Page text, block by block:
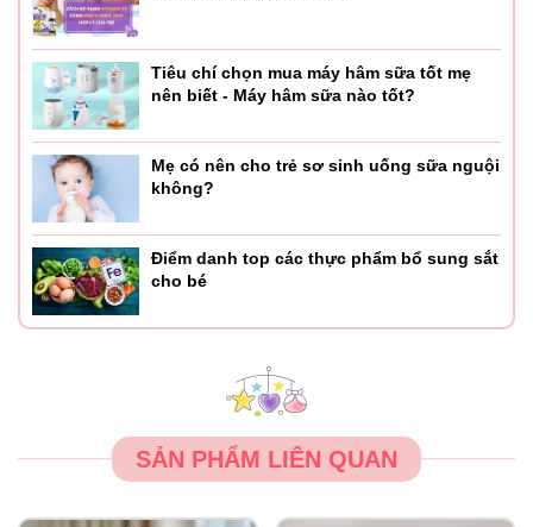
Tiêu chí chọn mua máy hâm sữa tốt mẹ
nên biết - Máy hâm sữa nào tốt?
Mẹ có nên cho trẻ sơ sinh uống sữa nguội
không?
Điểm danh top các thực phẩm bổ sung sắt
cho bé
SẢN PHẨM LIÊN QUAN